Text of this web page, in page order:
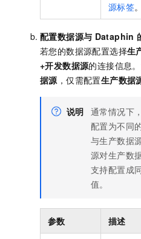
源标签。
配置数据源与 Dataphin
若您的数据源配置选择生
+开发数据源的连接信息
据源，仅需配置生产数据
说明 通常情况下
配置为不同
与生产数据
源对生产数
支持配置成
值。
参数 描述